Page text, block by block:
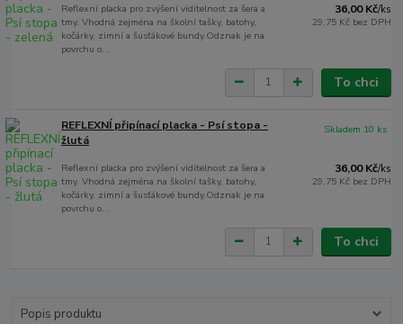
Reflexní placka pro zvýšení viditelnost za šera a
tmy. Vhodná zejména na školní tašky, batohy,
kočárky, zimní a šusťákové bundy.Odznak je na
povrchu o...
36,00 Kč/ks
29,75 Kč bez DPH
To chci
REFLEXNÍ připínací placka - Psí stopa -
žlutá
Reflexní placka pro zvýšení viditelnost za šera a
tmy. Vhodná zejména na školní tašky, batohy,
kočárky, zimní a šusťákové bundy.Odznak je na
povrchu o...
36,00 Kč/ks
29,75 Kč bez DPH
Skladem 10 ks
To chci
Popis produktu